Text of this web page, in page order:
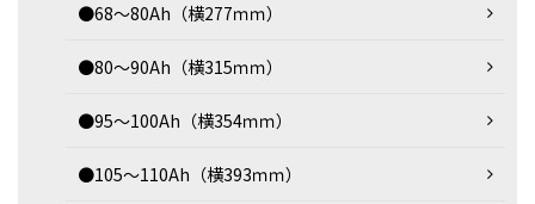
●68～80Ah（横277ｍｍ）
●80～90Ah（横315ｍｍ）
●95～100Ah（横354ｍｍ）
●105～110Ah（横393ｍｍ）